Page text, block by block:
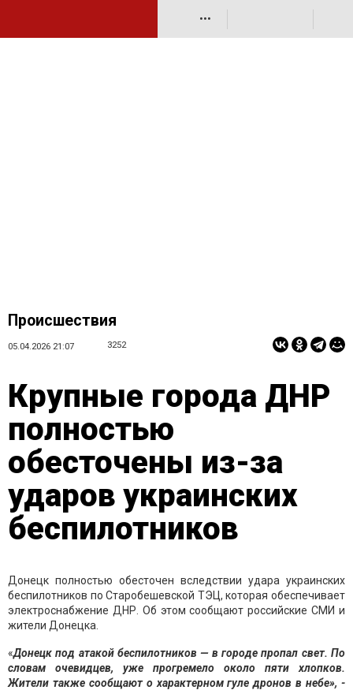
•••
Происшествия
05.04.2026 21:07 3252
Крупные города ДНР
полностью
обесточены из-за
ударов украинских
беспилотников
Донецк полностью обесточен вследствии удара украинских
беспилотников по Старобешевской ТЭЦ, которая обеспечивает
электроснабжение ДНР. Об этом сообщают российские СМИ и
жители Донецка.
«Донецк под атакой беспилотников — в городе пропал свет. По
словам очевидцев, уже прогремело около пяти хлопков.
Жители также сообщают о характерном гуле дронов в небе», -